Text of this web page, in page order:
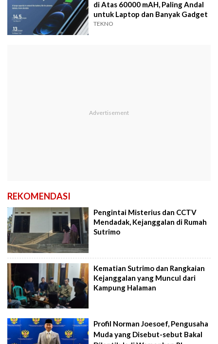
di Atas 60000 mAH, Paling Andal
untuk Laptop dan Banyak Gadget
TEKNO
REKOMENDASI
Pengintai Misterius dan CCTV
Mendadak, Kejanggalan di Rumah
Sutrimo
Kematian Sutrimo dan Rangkaian
Kejanggalan yang Muncul dari
Kampung Halaman
Profil Norman Joesoef, Pengusaha
Muda yang Disebut-sebut Bakal